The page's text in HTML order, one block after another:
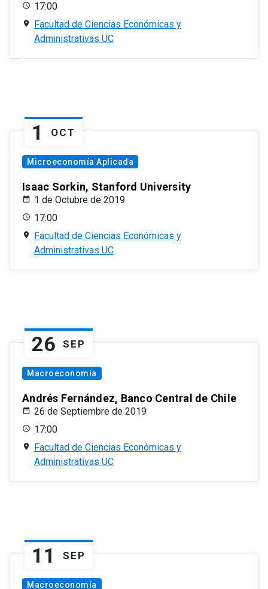
17:00
Facultad de Ciencias Económicas y
Administrativas UC
1 OCT
Microeconomía Aplicada
Isaac Sorkin, Stanford University
1 de Octubre de 2019
17:00
Facultad de Ciencias Económicas y
Administrativas UC
26 SEP
Macroeconomía
Andrés Fernández, Banco Central de Chile
26 de Septiembre de 2019
17:00
Facultad de Ciencias Económicas y
Administrativas UC
11 SEP
Macroeconomía